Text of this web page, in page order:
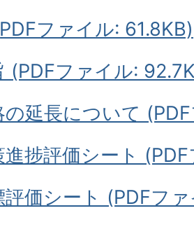
ファイル: 61.8KB)
(PDFファイル:
の延長について
進捗評価シート
評価シート (PDFフ